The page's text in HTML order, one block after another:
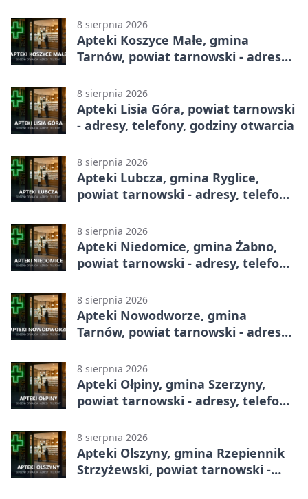
8 sierpnia 2026
Apteki Koszyce Małe, gmina
Tarnów, powiat tarnowski - adresy,
8 sierpnia 2026
Apteki Lisia Góra, powiat tarnowski
- adresy, telefony, godziny otwarcia
8 sierpnia 2026
Apteki Lubcza, gmina Ryglice,
powiat tarnowski - adresy, telefony,
8 sierpnia 2026
Apteki Niedomice, gmina Żabno,
powiat tarnowski - adresy, telefony,
8 sierpnia 2026
Apteki Nowodworze, gmina
Tarnów, powiat tarnowski - adresy,
8 sierpnia 2026
Apteki Ołpiny, gmina Szerzyny,
powiat tarnowski - adresy, telefony,
8 sierpnia 2026
Apteki Olszyny, gmina Rzepiennik
Strzyżewski, powiat tarnowski -